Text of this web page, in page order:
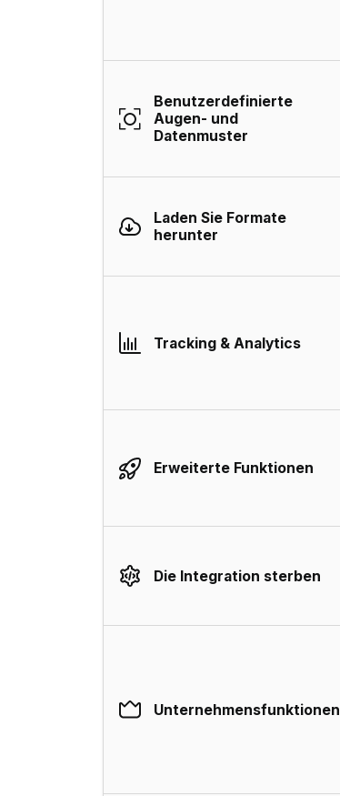
Benutzerdefinierte
Augen- und
Datenmuster
Laden Sie Formate
herunter
Tracking & Analytics
Erweiterte Funktionen
Die Integration sterben
Unternehmensfunktionen